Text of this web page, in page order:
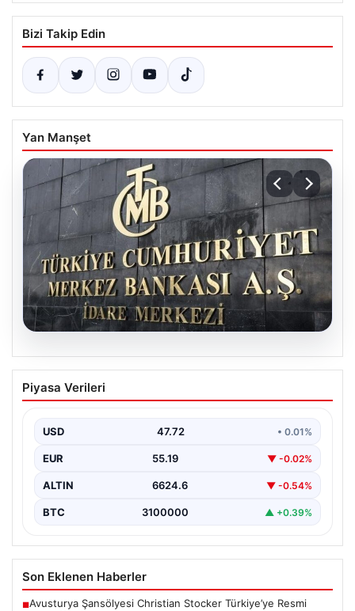
Bizi Takip Edin
Yan Manşet
08.08.2026
Merkez Bankası faiz kararı ne zaman?
Ekonomistlerin nisan ayı faiz beklentisi
Piyasa Verileri
USD 47.72 • 0.01%
EUR 55.19 ▼ -0.02%
ALTIN 6624.6 ▼ -0.54%
BTC 3100000 ▲ +0.39%
Son Eklenen Haberler
■Avusturya Şansölyesi Christian Stocker Türkiye’ye Resmi